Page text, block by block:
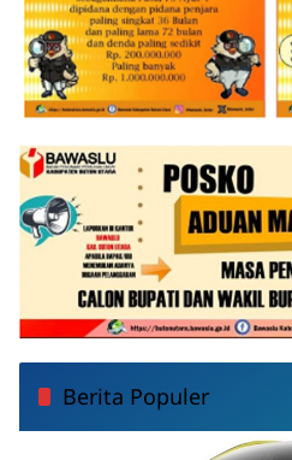
Berita Populer